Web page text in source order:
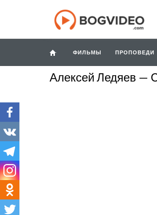
ФИЛЬМЫ ПРОПОВЕДИ
Алексей Ледяев —